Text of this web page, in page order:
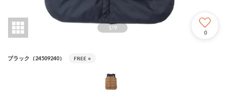
1/9
0
ブラック（24509240） FREE ○